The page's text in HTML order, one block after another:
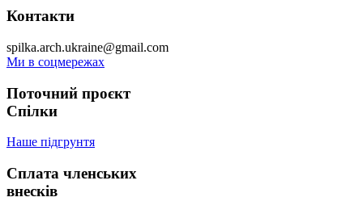
Контакти
spilka.arch.ukraine@gmail.com
Ми в соцмережах
Поточний проєкт
Спілки
Наше підгрунтя
Сплата членських
внесків